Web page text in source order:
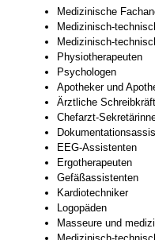
Medizinische
Medizinisch-
Medizinisch-
Physiotherapeuten
Psychologen
Apotheker und
Ärztliche
Chefarzt-
EEG-Assistenten
Ergotherapeuten
Gefäßassistenten
Kardiotechniker
Logopäden
Masseure und